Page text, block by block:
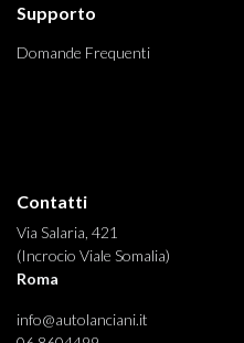
Supporto
Domande Frequenti
Contatti
Via Salaria, 421
(Incrocio Viale Somalia)
Roma
info@autolanciani.it